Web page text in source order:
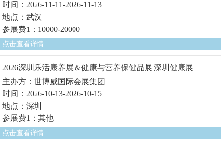
时间：2026-11-11-2026-11-13
地点：武汉
参展费1：10000-20000
点击查看详情
2026深圳乐活康养展＆健康与营养保健品展|深圳健康展
主办方：世博威国际会展集团
时间：2026-10-13-2026-10-15
地点：深圳
参展费1：其他
点击查看详情